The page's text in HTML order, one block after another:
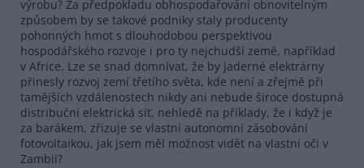
výrobu? Za předpokladu obhospodařování obnovitelným
způsobem by se takové podniky staly producenty
pohonných hmot s dlouhodobou perspektivou
hospodářského rozvoje i pro ty nejchudší země, například
v Africe. Lze se snad domnívat, že by jaderné elektrárny
přinesly rozvoj zemí třetího světa, kde není a zřejmě při
tamějších vzdálenostech nikdy ani nebude široce dostupná
distribuční elektrická síť, nehledě na příklady, že i když je
za barákem, zřizuje se vlastní autonomní zásobování
fotovoltaikou, jak jsem měl možnost vidět na vlastní oči v
Zambii?